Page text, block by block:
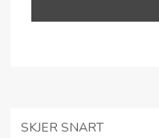
SKJER SNART